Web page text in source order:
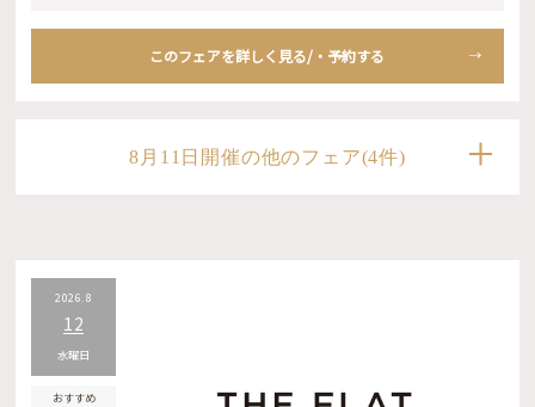
このフェアを詳しく見る/・予約する
8月11日開催の他のフェア(4件)
2026.8
12
水曜日
おすすめ